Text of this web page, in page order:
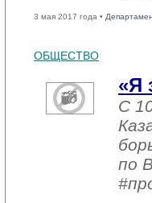
3 мая 2017 года •
ОБЩЕСТВО
«Я
С
по